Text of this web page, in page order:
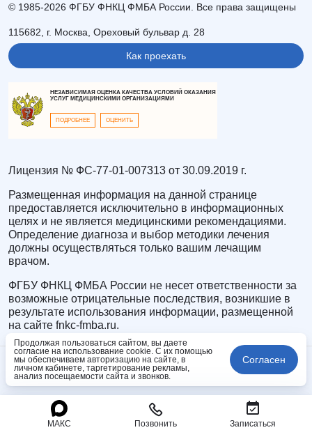
© 1985-2026 ФГБУ ФНКЦ ФМБА России. Все права защищены
115682, г. Москва, Ореховый бульвар д. 28
Как проехать
НЕЗАВИСИМАЯ ОЦЕНКА КАЧЕСТВА УСЛОВИЙ ОКАЗАНИЯ
УСЛУГ МЕДИЦИНСКИМИ ОРГАНИЗАЦИЯМИ
ПОДРОБНЕЕ ОЦЕНИТЬ
Лицензия № ФС-77-01-007313 от 30.09.2019 г.
Размещенная информация на данной странице
предоставляется исключительно в информационных
целях и не является медицинскими рекомендациями.
Определение диагноза и выбор методики лечения
должны осуществляться только вашим лечащим
врачом.
ФГБУ ФНКЦ ФМБА России не несет ответственности за
возможные отрицательные последствия, возникшие в
результате использования информации, размещенной
на сайте fnkc-fmba.ru.
МАКС Позвонить Записаться
Продолжая пользоваться сайтом, вы даете
согласие на использование cookie. С их помощью
мы обеспечиваем авторизацию на сайте, в
личном кабинете, таргетирование рекламы,
анализ посещаемости сайта и звонков.
Согласен